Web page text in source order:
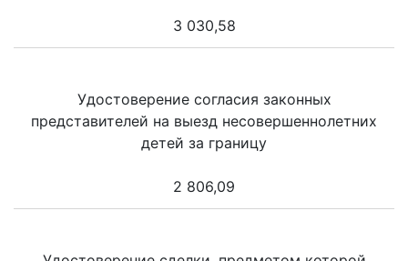
3 030,58
Удостоверение согласия законных
представителей на выезд несовершеннолетних
детей за границу
2 806,09